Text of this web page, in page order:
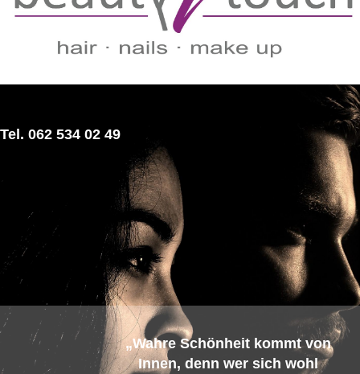
Tel. 062 534 02 49
„Wahre Schönheit kommt von
Innen, denn wer sich wohl